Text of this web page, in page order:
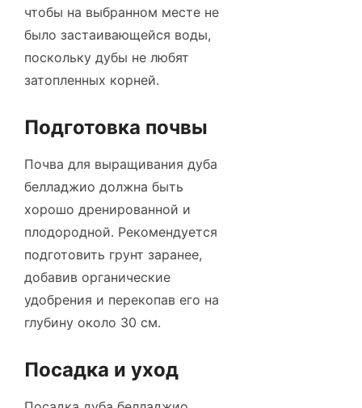
чтобы на выбранном месте не
было застаивающейся воды,
поскольку дубы не любят
затопленных корней.
Подготовка почвы
Почва для выращивания дуба
белладжио должна быть
хорошо дренированной и
плодородной. Рекомендуется
подготовить грунт заранее,
добавив органические
удобрения и перекопав его на
глубину около 30 см.
Посадка и уход